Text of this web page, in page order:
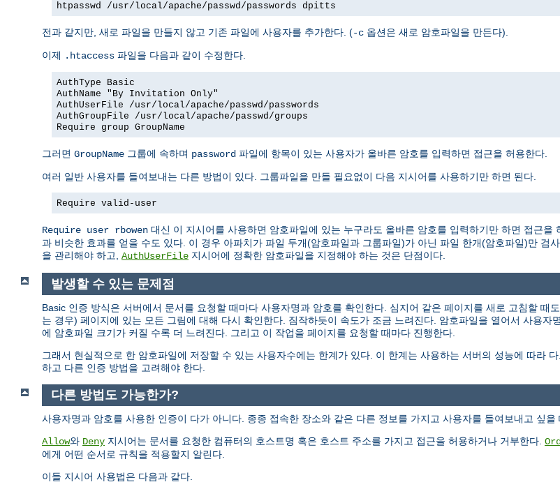
htpasswd /usr/local/apache/passwd/passwords dpitts
전과 같지만, 새로 파일을 만들지 않고 기존 파일에 사용자를 추가한다. (-c 옵션은 새로 암호파일을 만든다).
이제 .htaccess 파일을 다음과 같이 수정한다.
AuthType Basic
AuthName "By Invitation Only"
AuthUserFile /usr/local/apache/passwd/passwords
AuthGroupFile /usr/local/apache/passwd/groups
Require group GroupName
그러면 GroupName 그룹에 속하며 password 파일에 항목이 있는 사용자가 올바른 암호를 입력하면 접근을 허용한다.
여러 일반 사용자를 들여보내는 다른 방법이 있다. 그룹파일을 만들 필요없이 다음 지시어를 사용하기만 하면 된다.
Require valid-user
Require user rbowen 대신 이 지시어를 사용하면 암호파일에 있는 누구라도 올바른 암호를 입력하기만 하면 접근을
과 비슷한 효과를 얻을 수도 있다. 이 경우 아파치가 파일 두개(암호파일과 그룹파일)가 아닌 파일 한개(암호파일)만 검
을 관리해야 하고, AuthUserFile 지시어에 정확한 암호파일을 지정해야 하는 것은 단점이다.
발생할 수 있는 문제점
Basic 인증 방식은 서버에서 문서를 요청할 때마다 사용자명과 암호를 확인한다. 심지어 같은 페이지를 새로 고침할 때
는 경우) 페이지에 있는 모든 그림에 대해 다시 확인한다. 짐작하듯이 속도가 조금 느려진다. 암호파일을 열어서 사용자
에 암호파일 크기가 커질 수록 더 느려진다. 그리고 이 작업을 페이지를 요청할 때마다 진행한다.
그래서 현실적으로 한 암호파일에 저장할 수 있는 사용자수에는 한계가 있다. 이 한계는 사용하는 서버의 성능에 따라
하고 다른 인증 방법을 고려해야 한다.
다른 방법도 가능한가?
사용자명과 암호를 사용한 인증이 다가 아니다. 종종 접속한 장소와 같은 다른 정보를 가지고 사용자를 들여보내고 싶을
Allow와 Deny 지시어는 문서를 요청한 컴퓨터의 호스트명 혹은 호스트 주소를 가지고 접근을 허용하거나 거부한다.
에게 어떤 순서로 규칙을 적용할지 알린다.
이들 지시어 사용법은 다음과 같다.